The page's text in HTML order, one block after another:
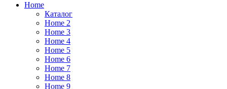
Home
Каталог
Home 2
Home 3
Home 4
Home 5
Home 6
Home 7
Home 8
Home 9